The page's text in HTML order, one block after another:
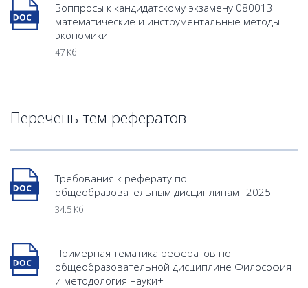
Воппросы к кандидатскому экзамену 080013
математические и инструментальные методы
экономики
47 Кб
Перечень тем рефератов
Tребования к реферату по
общеобразовательным дисциплинам _2025
34.5 Кб
Примерная тематика рефератов по
общеобразовательной дисциплине Философия
и методология науки+